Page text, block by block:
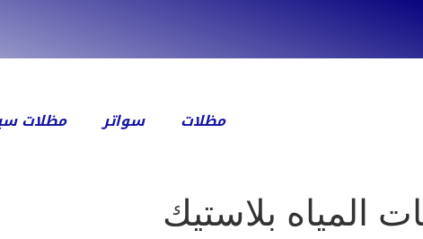
مظلات سواتر مظلات
المياه بلاستيك